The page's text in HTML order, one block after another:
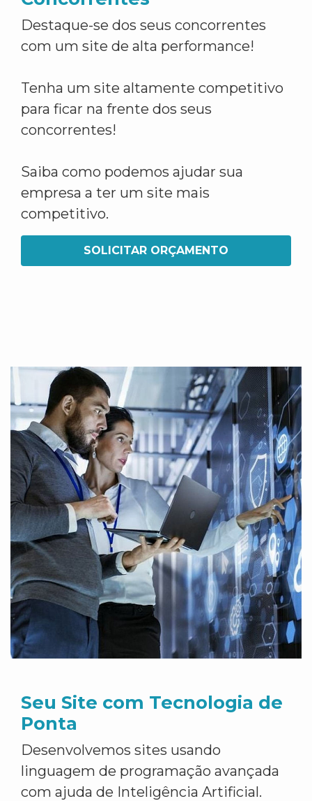
Destaque-se dos seus concorrentes
com um site de alta performance!
Tenha um site altamente competitivo
para ficar na frente dos seus
concorrentes!
Saiba como podemos ajudar sua
empresa a ter um site mais
competitivo.
SOLICITAR ORÇAMENTO
Seu Site com Tecnologia de
Ponta
Desenvolvemos sites usando
linguagem de programação avançada
com ajuda de Inteligência Artificial.